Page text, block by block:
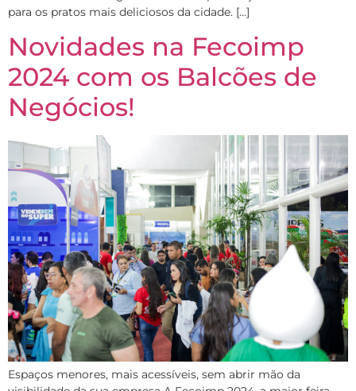
para os pratos mais deliciosos da cidade. […]
Novidades na Fecoimp
2024 com os Balcões de
Negócios!
Espaços menores, mais acessíveis, sem abrir mão da